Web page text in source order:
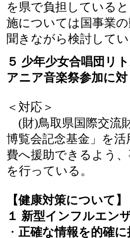
を県で負担している
施については国事業
聞きながら検討して
５ 少年少女合唱団リ
アニア音楽祭参加に
＜対応＞
(財)鳥取県国際交流
博覧会記念基金」を
費へ援助できるよう
を行っている。
【健康対策について】
１ 新型インフルエン
・ 正確な情報を的確